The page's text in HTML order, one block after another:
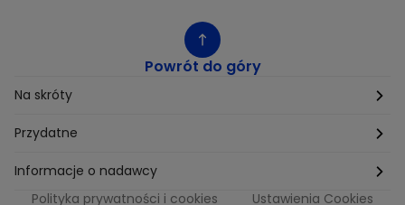
Powrót do góry
Na skróty
Etyka
Supplier Diversity
Przydatne
Biuro Prasowe
Informacje o nadawcy
Polityka prywatności i cookies Ustawienia Cookies